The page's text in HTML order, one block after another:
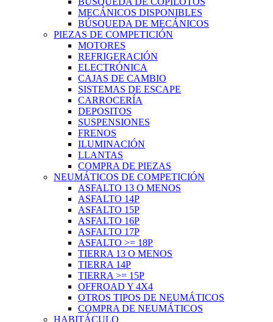
MECÁNICOS DISPONIBLES
BÚSQUEDA DE MECÁNICOS
PIEZAS DE COMPETICIÓN
MOTORES
REFRIGERACIÓN
ELECTRÓNICA
CAJAS DE CAMBIO
SISTEMAS DE ESCAPE
CARROCERÍA
DEPOSITOS
SUSPENSIONES
FRENOS
ILUMINACIÓN
LLANTAS
COMPRA DE PIEZAS
NEUMÁTICOS DE COMPETICIÓN
ASFALTO 13 O MENOS
ASFALTO 14P
ASFALTO 15P
ASFALTO 16P
ASFALTO 17P
ASFALTO >= 18P
TIERRA 13 O MENOS
TIERRA 14P
TIERRA >= 15P
OFFROAD Y 4X4
OTROS TIPOS DE NEUMÁTICOS
COMPRA DE NEUMÁTICOS
HABITÁCULO